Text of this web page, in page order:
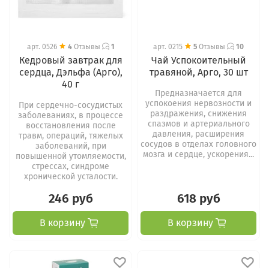
арт. 0526 4Отзывы 1
Кедровый завтрак для
сердца, Дэльфа (Арго),
40 г
При сердечно-сосудистых
заболеваниях, в процессе
восстановления после
травм, операций, тяжелых
заболеваний, при
повышенной утомляемости,
стрессах, синдроме
хронической усталости.
246 руб
В корзину
арт. 0215 5 Отзывы 10
Чай Успокоительный
травяной, Арго, 30 шт
Предназначается для
успокоения нервозности и
раздражения, снижения
спазмов и артериального
давления, расширения
сосудов в отделах головного
мозга и сердце, ускорения...
618 руб
В корзину